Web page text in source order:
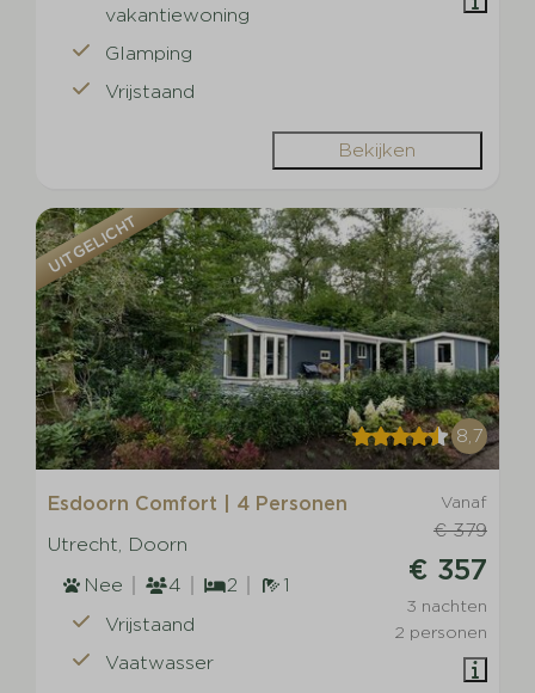
vakantiewoning
Glamping
Vrijstaand
Bekijken
UITGELICHT
8,7
Vanaf
€ 379
€ 357
3 nachten
2 personen
Esdoorn Comfort | 4 Personen
Utrecht, Doorn
Nee
4 2
1
Vrijstaand
Vaatwasser